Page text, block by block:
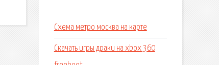
Схема метро москва на карте
Скачать игры драки на xbox 360